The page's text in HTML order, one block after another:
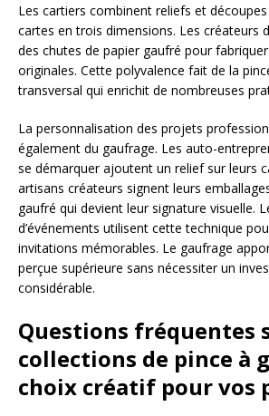
Les cartiers combinent reliefs et
cartes en trois dimensions. Les créateurs
des chutes de papier gaufré pour
originales. Cette polyvalence fait de la
transversal qui enrichit de nombreuses
La personnalisation des projets
également du gaufrage. Les auto-
se démarquer ajoutent un relief sur leurs
artisans créateurs signent leurs
gaufré qui devient leur signature visuelle.
d’événements utilisent cette technique
invitations mémorables. Le gaufrage
perçue supérieure sans nécessiter un
considérable.
Questions fréquentes
collections de pince à
choix créatif pour vos